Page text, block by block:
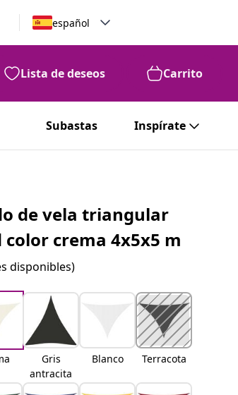
español
Lista de deseos Carrito
Subastas Inspírate
de vela triangular
crema 4x5x5 m
disponibles)
Gris
antracita
Blanco Terracota